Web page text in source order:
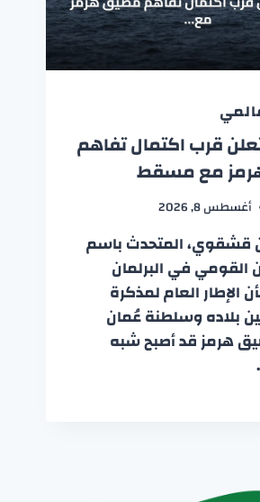
قرب اكتمال تفاهم
مع مسقط
أغسطس 8, 2026
قشقوي، المتحدث باسم
القومي في البرلمان
الإطار العام لمذكرة
بلاده وسلطنة عُمان
هرمز قد أصبح شبه